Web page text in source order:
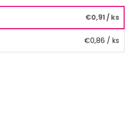
€0,91/ ks
€0,86 / ks